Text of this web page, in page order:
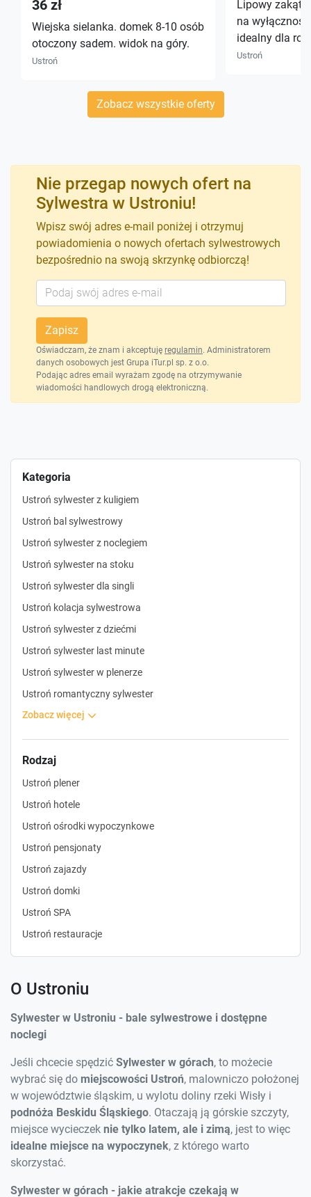
Kategoria
Ustroń sylwester z kuligiem
Ustroń bal sylwestrowy
Ustroń sylwester z noclegiem
Ustroń sylwester na stoku
Ustroń sylwester dla singli
Ustroń kolacja sylwestrowa
Ustroń sylwester z dziećmi
Ustroń sylwester last minute
Ustroń sylwester w plenerze
Ustroń romantyczny sylwester
zobacz więcej
Rodzaj
Ustroń plener
Ustroń hotele
Ustroń ośrodki wypoczynkowe
Ustroń pensjonaty
Ustroń zajazdy
Ustroń domki
Ustroń SPA
Ustroń restauracje
36 zł
Wiejska sielanka. domek 8-10 osób
otoczony sadem. widok na góry.
Ustroń
Lipowy
na
idealny dla
Ustroń
Zobacz wszystkie oferty
Nie przegap nowych ofert na
Sylwestra w Ustroniu!
Wpisz swój adres e-mail poniżej i otrzymuj
powiadomienia o nowych ofertach sylwestrowych
bezpośrednio na swoją skrzynkę odbiorczą!
Zapisz
Oświadczam, że znam i akceptuję regulamin. Administratorem
danych osobowych jest Grupa iTur.pl sp. z o.o.
Podając adres email wyrażam zgodę na otrzymywanie
wiadomości handlowych drogą elektroniczną.
O Ustroniu
Sylwester w Ustroniu - bale sylwestrowe i dostępne
noclegi
Jeśli chcecie spędzić Sylwester w górach, to możecie
wybrać się do miejscowości Ustroń, malowniczo położonej
w województwie śląskim, u wylotu doliny rzeki Wisły i
podnóża Beskidu Śląskiego. Otaczają ją górskie szczyty,
miejsce wycieczek nie tylko latem, ale i zimą, jest to więc
idealne miejsce na wypoczynek, z którego warto
skorzystać.
Sylwester w górach - jakie atrakcje czekają w